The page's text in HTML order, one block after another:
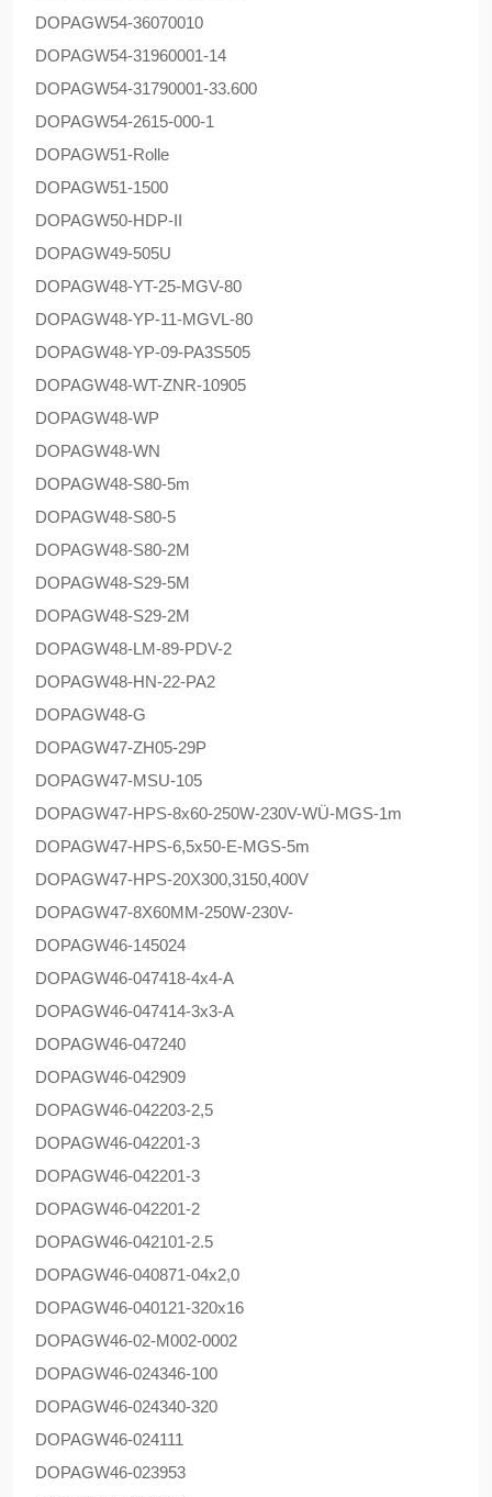
DOPAGW54-36070010
DOPAGW54-31960001-14
DOPAGW54-31790001-33.600
DOPAGW54-2615-000-1
DOPAGW51-Rolle
DOPAGW51-1500
DOPAGW50-HDP-II
DOPAGW49-505U
DOPAGW48-YT-25-MGV-80
DOPAGW48-YP-11-MGVL-80
DOPAGW48-YP-09-PA3S505
DOPAGW48-WT-ZNR-10905
DOPAGW48-WP
DOPAGW48-WN
DOPAGW48-S80-5m
DOPAGW48-S80-5
DOPAGW48-S80-2M
DOPAGW48-S29-5M
DOPAGW48-S29-2M
DOPAGW48-LM-89-PDV-2
DOPAGW48-HN-22-PA2
DOPAGW48-G
DOPAGW47-ZH05-29P
DOPAGW47-MSU-105
DOPAGW47-HPS-8x60-250W-230V-WÜ-MGS-1m
DOPAGW47-HPS-6,5x50-E-MGS-5m
DOPAGW47-HPS-20X300,3150,400V
DOPAGW47-8X60MM-250W-230V-
DOPAGW46-145024
DOPAGW46-047418-4x4-A
DOPAGW46-047414-3x3-A
DOPAGW46-047240
DOPAGW46-042909
DOPAGW46-042203-2,5
DOPAGW46-042201-3
DOPAGW46-042201-3
DOPAGW46-042201-2
DOPAGW46-042101-2.5
DOPAGW46-040871-04x2,0
DOPAGW46-040121-320x16
DOPAGW46-02-M002-0002
DOPAGW46-024346-100
DOPAGW46-024340-320
DOPAGW46-024111
DOPAGW46-023953